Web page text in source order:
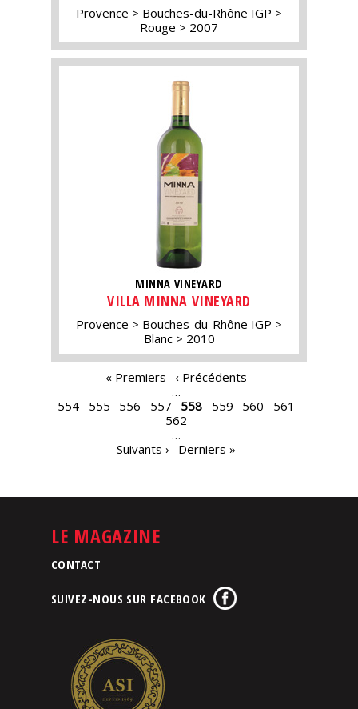
Provence
Bouches-du-Rhône IGP
Rouge
2007
MINNA VINEYARD
VILLA MINNA VINEYARD
Provence
Bouches-du-Rhône IGP
Blanc
2010
« Premiers
‹ Précédents
…
554
555 556 557 558 559 560
561
562
…
Suivants ›
Derniers »
LE MAGAZINE
CONTACT
SUIVEZ-NOUS SUR FACEBOOK